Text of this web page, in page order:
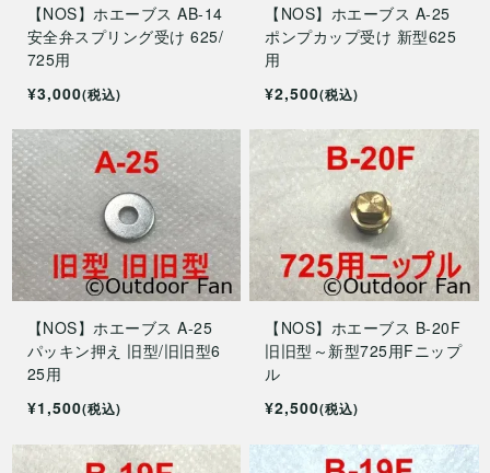
【NOS】ホエーブス AB-14
安全弁スプリング受け 625/
725用
¥3,000(税込)
【NOS】ホエーブス A-25
ポンプカップ受け 新型625
用
¥2,500(税込)
【NOS】ホエーブス A-25
パッキン押え 旧型/旧旧型6
25用
¥1,500(税込)
【NOS】ホエーブス B-20F
旧旧型～新型725用Fニップ
ル
¥2,500(税込)